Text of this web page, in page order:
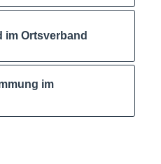
im Ortsverband
im